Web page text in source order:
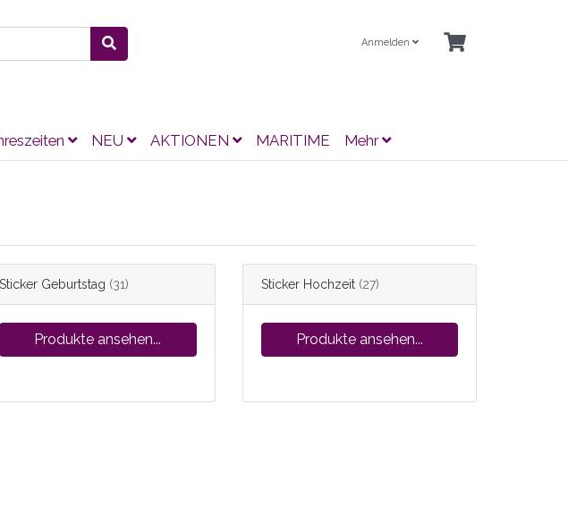
Anmelden
NEU AKTIONEN MARITIME Mehr
Sticker Geburtstag (31)
Produkte ansehen...
Sticker Hochzeit(27)
Produkte ansehen...